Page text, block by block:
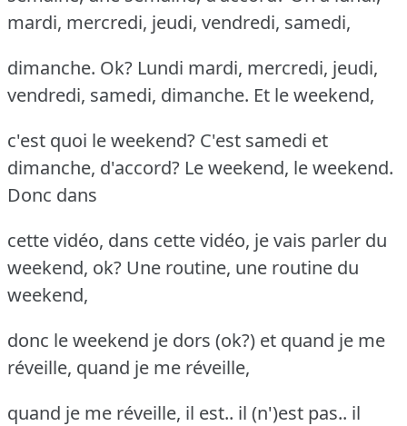
mardi, mercredi, jeudi, vendredi, samedi,
dimanche. Ok? Lundi mardi, mercredi, jeudi,
vendredi, samedi, dimanche. Et le weekend,
c'est quoi le weekend? C'est samedi et
dimanche, d'accord? Le weekend, le weekend.
Donc dans
cette vidéo, dans cette vidéo, je vais parler du
weekend, ok? Une routine, une routine du
weekend,
donc le weekend je dors (ok?) et quand je me
réveille, quand je me réveille,
quand je me réveille, il est.. il (n')est pas.. il